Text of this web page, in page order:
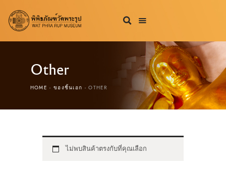
Other
HOME ของชิ้นเอก OTHER
ไม่พบสินค้าตรงกับที่คุณเลือก